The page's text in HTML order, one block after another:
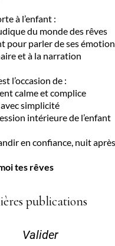
à l’enfant :
du monde des rêves
pour parler de ses
et à la narration
l’occasion de :
calme et complice
simplicité
intérieure de l’enfant
en confiance, nuit
tes rêves
publications
Valider